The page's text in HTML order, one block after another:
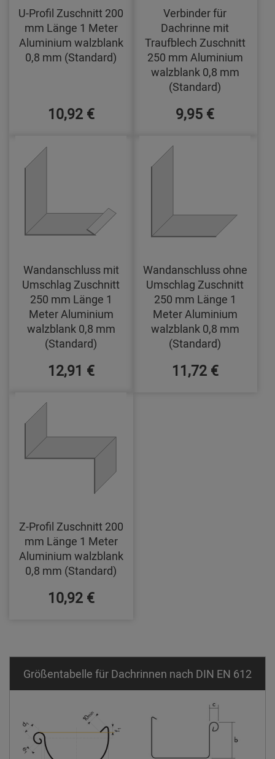
U-Profil Zuschnitt 200
mm Länge 1 Meter
Aluminium walzblank
0,8 mm (Standard)
10,92 €
Verbinder für
Dachrinne mit
Traufblech Zuschnitt
250 mm Aluminium
walzblank 0,8 mm
(Standard)
9,95 €
Wandanschluss mit
Umschlag Zuschnitt
250 mm Länge 1
Meter Aluminium
walzblank 0,8 mm
(Standard)
12,91 €
Wandanschluss ohne
Umschlag Zuschnitt
250 mm Länge 1
Meter Aluminium
walzblank 0,8 mm
(Standard)
11,72 €
Z-Profil Zuschnitt 200
mm Länge 1 Meter
Aluminium walzblank
0,8 mm (Standard)
10,92 €
Größentabelle für Dachrinnen nach DIN EN 612